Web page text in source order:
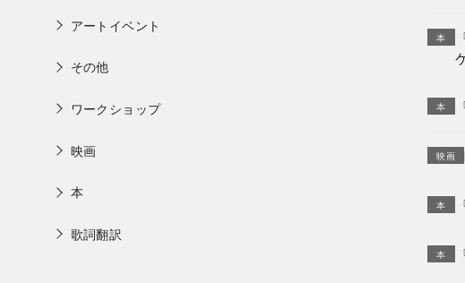
アートイベント
その他
ワークショップ
映画
本
歌詞翻訳
本
本
映画
本
本